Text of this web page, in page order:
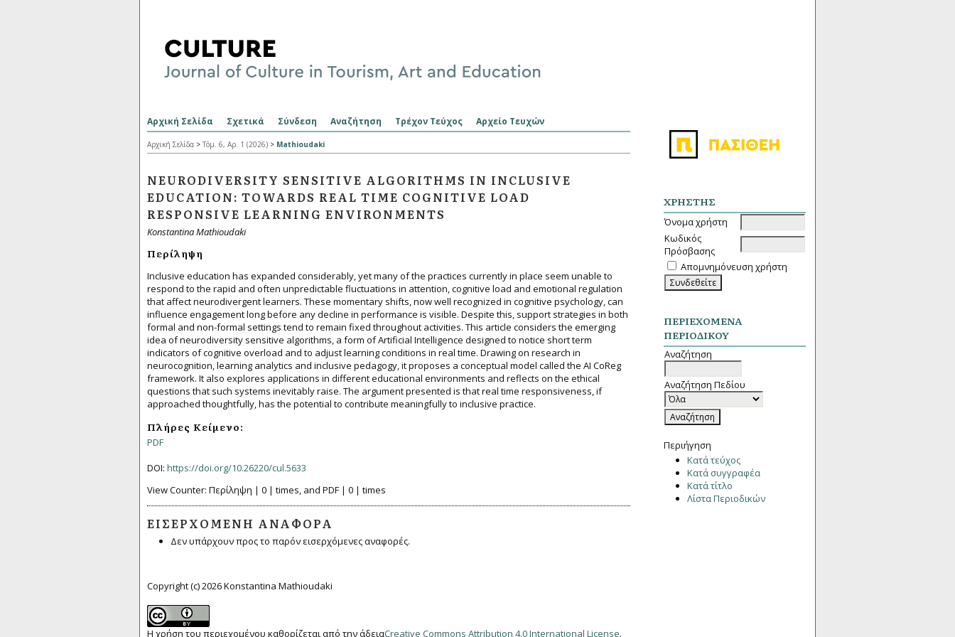
ΧΡΉΣΤΗΣ
Όνομα χρήστη
Κωδικός
Πρόσβασης
Απομνημόνευση χρήστη
ΠΕΡΙΕΧΌΜΕΝΑ
ΠΕΡΙΟΔΙΚΟΎ
Αναζήτηση
Αναζήτηση Πεδίου
Περιήγηση
Κατά τεύχος
Κατά συγγραφέα
Κατά τίτλο
Λίστα Περιοδικών
Αρχική Σελίδα Σχετικά Σύνδεση Αναζήτηση Τρέχον Τεύχος Αρχείο Τευχών
Αρχική Σελίδα > Τόμ. 6, Αρ. 1 (2026) > Mathioudaki
NEURODIVERSITY SENSITIVE ALGORITHMS IN INCLUSIVE
EDUCATION: TOWARDS REAL TIME COGNITIVE LOAD
RESPONSIVE LEARNING ENVIRONMENTS
Konstantina Mathioudaki
Περίληψη
Inclusive education has expanded considerably, yet many of the practices currently in place seem unable to
respond to the rapid and often unpredictable fluctuations in attention, cognitive load and emotional regulation
that affect neurodivergent learners. These momentary shifts, now well recognized in cognitive psychology, can
influence engagement long before any decline in performance is visible. Despite this, support strategies in both
formal and non-formal settings tend to remain fixed throughout activities. This article considers the emerging
idea of neurodiversity sensitive algorithms, a form of Artificial Intelligence designed to notice short term
indicators of cognitive overload and to adjust learning conditions in real time. Drawing on research in
neurocognition, learning analytics and inclusive pedagogy, it proposes a conceptual model called the AI CoReg
framework. It also explores applications in different educational environments and reflects on the ethical
questions that such systems inevitably raise. The argument presented is that real time responsiveness, if
approached thoughtfully, has the potential to contribute meaningfully to inclusive practice.
Πλήρες Κείμενο:
PDF
DOI: https://doi.org/10.26220/cul.5633
View Counter: Περίληψη | 0 | times, and PDF | 0 | times
ΕΙΣΕΡΧΌΜΕΝΗ ΑΝΑΦΟΡΆ
Δεν υπάρχουν προς το παρόν εισερχόμενες αναφορές.
Copyright (c) 2026 Konstantina Mathioudaki
Η χρήση του περιεχομένου καθορίζεται από την άδειαCreative Commons Attribution 4.0 International License.